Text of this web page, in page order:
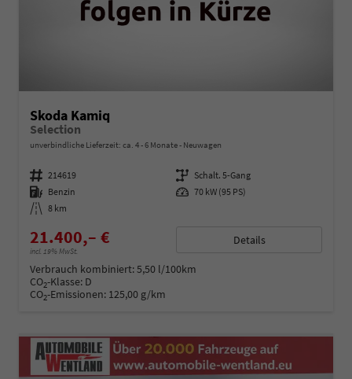
Skoda Kamiq
Selection
unverbindliche Lieferzeit: ca. 4 - 6 Monate Neuwagen
Fahrzeugnummer 214619 Getriebe Schalt. 5-Gang
Kraftstoff Benzin Leistung 70 kW (95 PS)
Kilometerstand 8 km
21.400,– €
incl. 19% MwSt.
Details
Verbrauch kombiniert:5,50 l/100km
CO2-Klasse: D
CO2-Emissionen: 125,00 g/km